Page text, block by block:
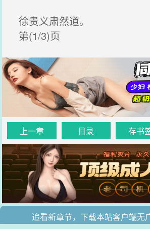
徐贵义肃然道。
第(1/3)页
.
上一章 目录 存书
.
追看新章节，下载本站客户端无